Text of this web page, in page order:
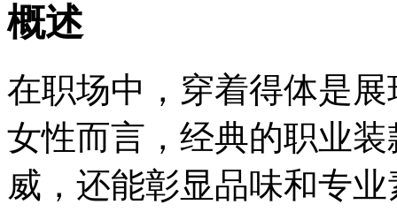
概述
在职场中，穿着得体是
女性而言，经典的职业
威，还能彰显品味和专